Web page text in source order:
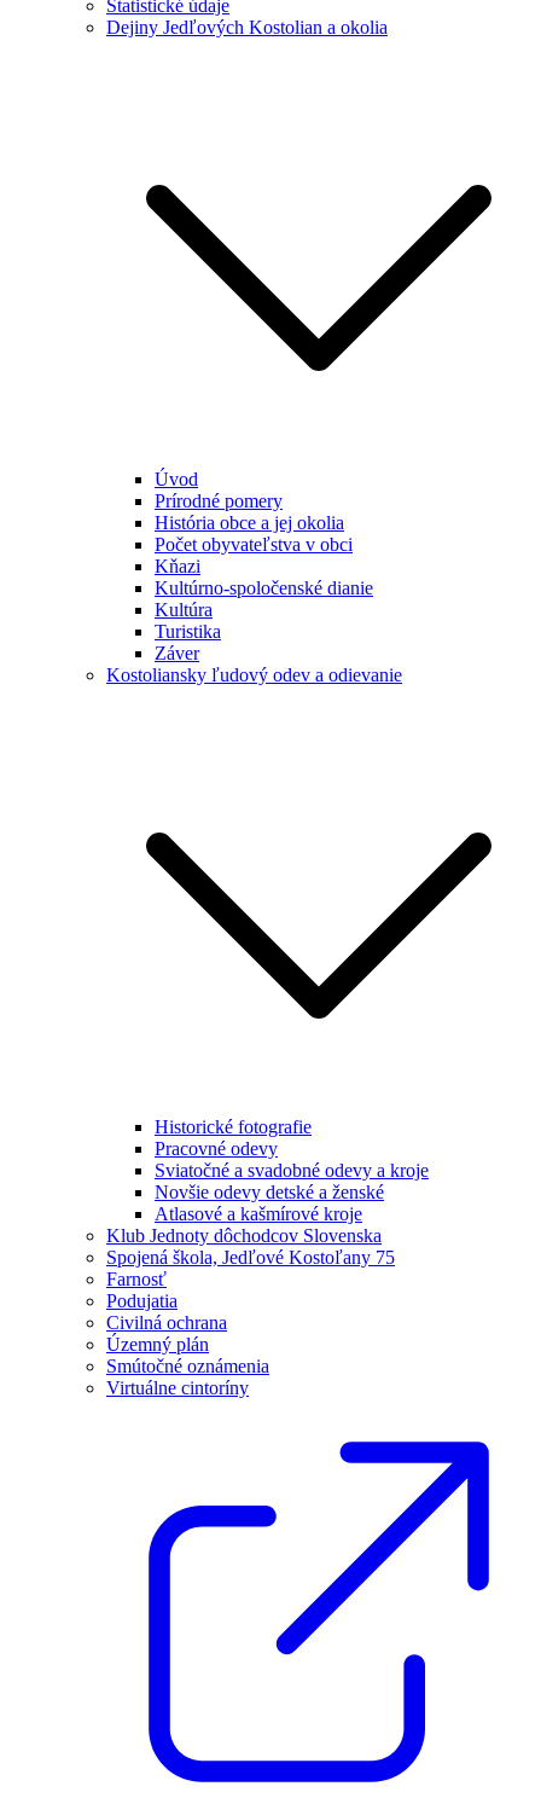
Štatistické údaje
Dejiny Jedľových Kostolian a okolia
Úvod
Prírodné pomery
História obce a jej okolia
Počet obyvateľstva v obci
Kňazi
Kultúrno-spoločenské dianie
Kultúra
Turistika
Záver
Kostoliansky ľudový odev a odievanie
Historické fotografie
Pracovné odevy
Sviatočné a svadobné odevy a kroje
Novšie odevy detské a ženské
Atlasové a kašmírové kroje
Klub Jednoty dôchodcov Slovenska
Spojená škola, Jedľové Kostoľany 75
Farnosť
Podujatia
Civilná ochrana
Územný plán
Smútočné oznámenia
Virtuálne cintoríny